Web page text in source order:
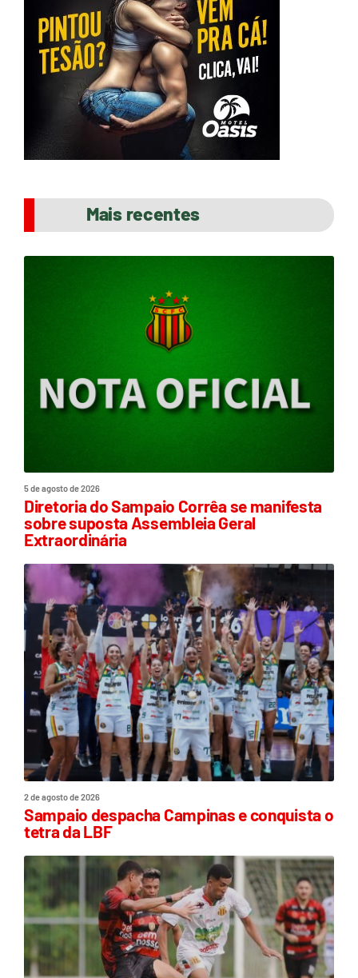
Mais recentes
5 de agosto de 2026
Diretoria do Sampaio Corrêa se manifesta
sobre suposta Assembleia Geral
Extraordinária
2 de agosto de 2026
Sampaio despacha Campinas e conquista o
tetra da LBF